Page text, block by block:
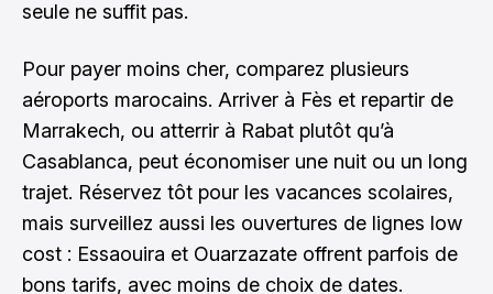
seule ne suffit pas.
Pour payer moins cher, comparez plusieurs
aéroports marocains. Arriver à Fès et repartir de
Marrakech, ou atterrir à Rabat plutôt qu’à
Casablanca, peut économiser une nuit ou un long
trajet. Réservez tôt pour les vacances scolaires,
mais surveillez aussi les ouvertures de lignes low
cost : Essaouira et Ouarzazate offrent parfois de
bons tarifs, avec moins de choix de dates.